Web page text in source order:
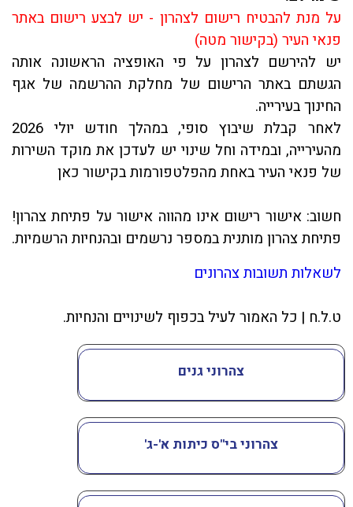
על מנת להבטיח רישום לצהרון - יש לבצע רישום באתר
פנאי העיר (בקישור מטה)
יש להירשם לצהרון על פי האופציה הראשונה אותה
הגשתם באתר הרישום של מחלקת ההרשמה של אגף
החינוך בעירייה.
לאחר קבלת שיבוץ סופי, במהלך חודש יולי 2026
מהעירייה, ובמידה וחל שינוי יש לעדכן את מוקד השירות
של פנאי העיר באחת מהפלטפורמות בקישור כאן
חשוב: אישור רישום אינו מהווה אישור על פתיחת צהרון!
פתיחת צהרון מותנית במספר נרשמים ובהנחיות הרשמיות.
לשאלות תשובות צהרונים
ט.ל.ח | כל האמור לעיל בכפוף לשינויים והנחיות.
צהרוני גנים
צהרוני בי"ס כיתות א'-ג'